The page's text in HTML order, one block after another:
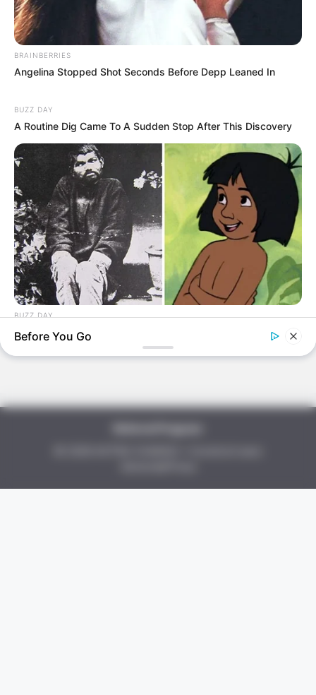
Rechercher
Rechercher
BRAINBERRIES
Angelina Stopped Shot Seconds Before Depp Leaned In
BUZZ DAY
A Routine Dig Came To A Sudden Stop After This Discovery
BUZZ DAY
The Real-Life Mowgli Story Didn't End Like The Movie
Before You Go